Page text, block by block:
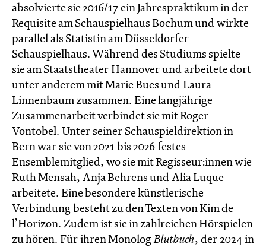
absolvierte sie 2016/17 ein Jahrespraktikum in der
Requisite am Schauspielhaus Bochum und wirkte
parallel als Statistin am Düsseldorfer
Schauspielhaus. Während des Studiums spielte
sie am Staatstheater Hannover und arbeitete dort
unter anderem mit Marie Bues und Laura
Linnenbaum zusammen. Eine langjährige
Zusammenarbeit verbindet sie mit Roger
Vontobel. Unter seiner Schauspieldirektion in
Bern war sie von 2021 bis 2026 festes
Ensemblemitglied, wo sie mit Regisseur:innen wie
Ruth Mensah, Anja Behrens und Alia Luque
arbeitete. Eine besondere künstlerische
Verbindung besteht zu den Texten von Kim de
l’Horizon. Zudem ist sie in zahlreichen Hörspielen
zu hören. Für ihren MonologBlutbuch, der 2024 in